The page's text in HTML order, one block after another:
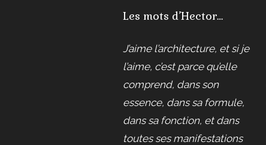
Les mots d’Hector…
J’aime l’architecture, et si je
l’aime, c’est parce qu’elle
comprend, dans son
essence, dans sa formule,
dans sa fonction, et dans
toutes ses manifestations